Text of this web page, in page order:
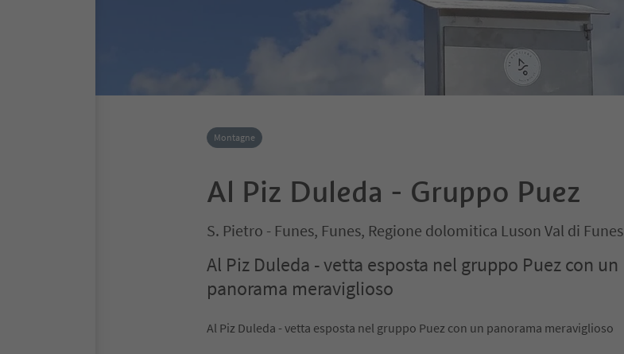
Montagne
Al Piz Duleda - Gruppo Puez
S. Pietro - Funes, Funes, Regione dolomitica Luson Val di Funes
Al Piz Duleda - vetta esposta nel gruppo Puez con un
panorama meraviglioso
Al Piz Duleda - vetta esposta nel gruppo Puez con un panorama meraviglioso